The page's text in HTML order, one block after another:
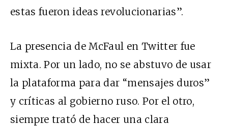
estas fueron ideas revolucionarias”.
La presencia de McFaul en Twitter fue
mixta. Por un lado, no se abstuvo de usar
la plataforma para dar “mensajes duros”
y críticas al gobierno ruso. Por el otro,
siempre trató de hacer una clara